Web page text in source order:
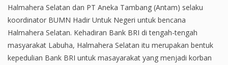
Halmahera Selatan dan PT Aneka Tambang (Antam) selaku
koordinator BUMN Hadir Untuk Negeri untuk bencana
Halmahera Selatan. Kehadiran Bank BRI di tengah-tengah
masyarakat Labuha, Halmahera Selatan itu merupakan bentuk
kepedulian Bank BRI untuk masayarakat yang menjadi korban